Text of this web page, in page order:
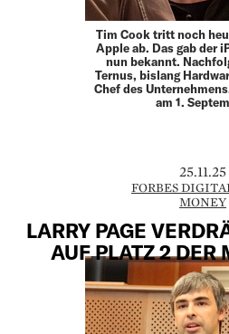
Tim Cook tritt noch
Apple ab. Das gab der
nun bekannt.
Ternus, bislang
Chef des
am 1.
25.11.25
FORBES
MONEY
LARRY PAGE
AUF PLATZ 2 DER